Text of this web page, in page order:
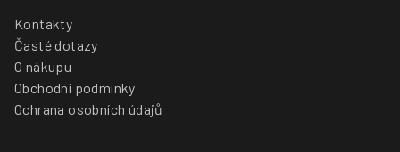
Kontakty
Časté dotazy
O nákupu
Obchodní podmínky
Ochrana osobních údajů